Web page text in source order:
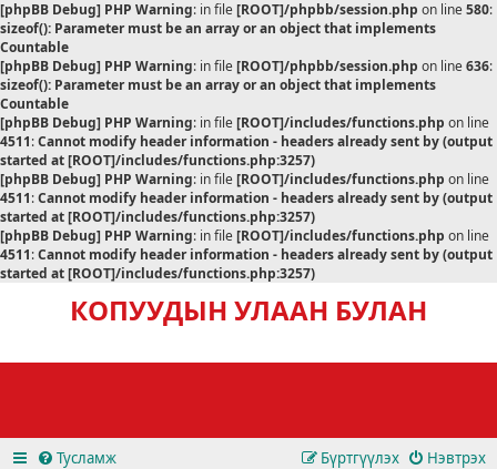
[phpBB Debug] PHP Warning: in file[ROOT]/phpbb/session.php on line580:
sizeof(): Parameter must be an array or an object that implements
Countable
[phpBB Debug] PHP Warning: in file[ROOT]/phpbb/session.php on line636:
sizeof(): Parameter must be an array or an object that implements
Countable
[phpBB Debug] PHP Warning: in file[ROOT]/includes/functions.php on line
4511:Cannot modify header information - headers already sent by (output
started at [ROOT]/includes/functions.php:3257)
[phpBB Debug] PHP Warning: in file[ROOT]/includes/functions.php on line
4511:Cannot modify header information - headers already sent by (output
started at [ROOT]/includes/functions.php:3257)
[phpBB Debug] PHP Warning: in file[ROOT]/includes/functions.php on line
4511:Cannot modify header information - headers already sent by (output
started at [ROOT]/includes/functions.php:3257)
КОПУУДЫН УЛААН БУЛАН
Тусламж Нэвтрэх
Бүртгүүлэх